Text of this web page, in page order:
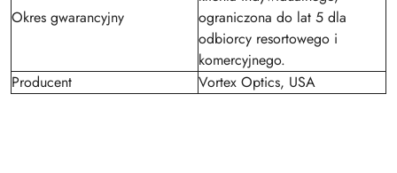
Okres gwarancyjny
ograniczona do lat 5 dla
odbiorcy resortowego i
komercyjnego.
Producent
Vortex Optics, USA